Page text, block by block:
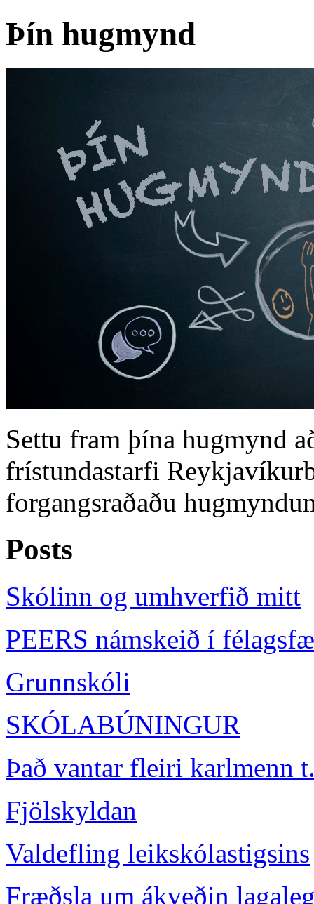
Þín hugmynd
Settu fram þína hugmynd
frístundastarfi
forgangsraðaðu
Posts
Skólinn og umhverfið mitt
PEERS námskeið í
Grunnskóli
SKÓLABÚNINGUR
Það vantar fleiri karlmenn
Fjölskyldan
Valdefling leikskólastigsins
Fræðsla um ákveðin